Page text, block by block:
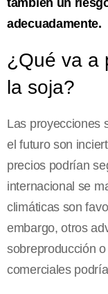
también un
adecuadamente.
¿Qué va a
la soja?
Las proyecciones
el futuro son
precios podrían
internacional se
climáticas son
embargo, otros
sobreproducción
comerciales